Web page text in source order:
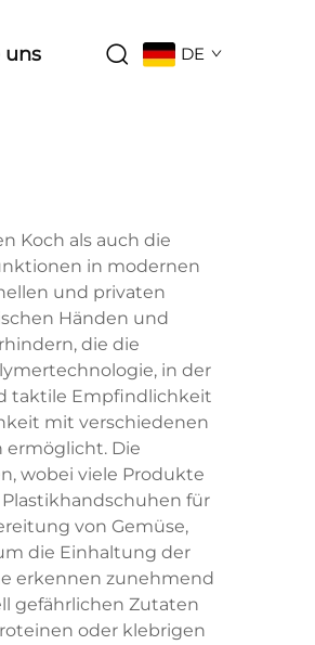
uns DE
Koch als auch die
in modernen
und privaten
Händen und
die die
in der
taktile Empfindlichkeit
mit verschiedenen
ermöglicht. Die
wobei viele Produkte
für
von Gemüse,
die Einhaltung der
erkennen zunehmend
gefährlichen Zutaten
oder klebrigen